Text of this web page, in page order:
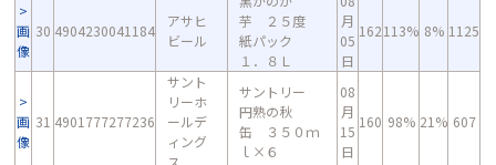
画
像
30 4904230041184
アサヒ
ビール
芋 ２５度
紙パック
１．８Ｌ
月
05
日
162113% 8% 1125
画
像
31 4901777277236
サント
リーホ
ールデ
ィング
ス
サントリー
円熟の秋
缶 ３５０ｍ
ｌ×６
08
月
15
日
160 98% 21% 607